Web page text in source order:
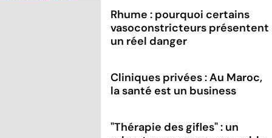
Rhume : pourquoi certains
vasoconstricteurs présentent
un réel danger
Cliniques privées : Au Maroc,
la santé est un business
"Thérapie des gifles" : un